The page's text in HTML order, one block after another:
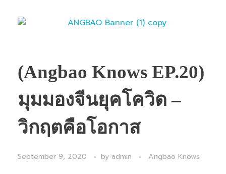
(Angbao Knows EP.20)
มุมมองจีนยุคโควิด –
วิกฤตคือโอกาส
September 9, 2020 by admin Angbao Knows